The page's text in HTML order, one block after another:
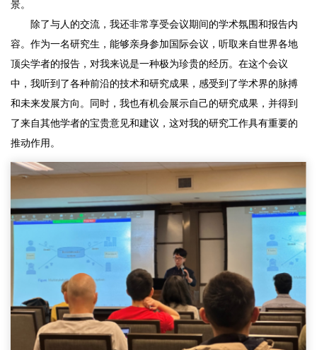
景。
除了与人的交流，我还非常享受会议期间的学术氛围和报告内
容。作为一名研究生，能够亲身参加国际会议，听取来自世界各地
顶尖学者的报告，对我来说是一种极为珍贵的经历。在这个会议
中，我听到了各种前沿的技术和研究成果，感受到了学术界的脉搏
和未来发展方向。同时，我也有机会展示自己的研究成果，并得到
了来自其他学者的宝贵意见和建议，这对我的研究工作具有重要的
推动作用。